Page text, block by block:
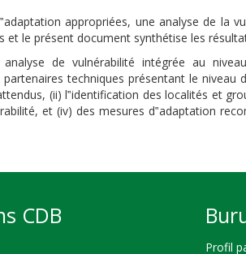
appropriées, une analyse de la
et le présent document synthétise les
de vulnérabilité intégrée au
techniques présentant le niveau
(ii) l‟identification des localités et
et (iv) des mesures d‟adaptation
CDB
Profil